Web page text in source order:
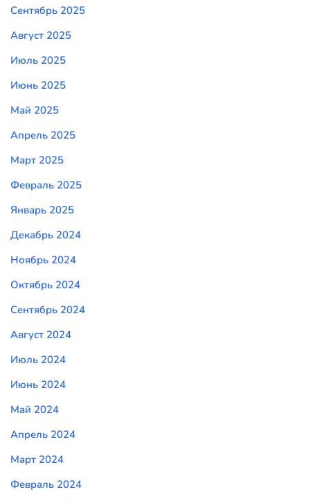
Сентябрь 2025
Август 2025
Июль 2025
Июнь 2025
Май 2025
Апрель 2025
Март 2025
Февраль 2025
Январь 2025
Декабрь 2024
Ноябрь 2024
Октябрь 2024
Сентябрь 2024
Август 2024
Июль 2024
Июнь 2024
Май 2024
Апрель 2024
Март 2024
Февраль 2024